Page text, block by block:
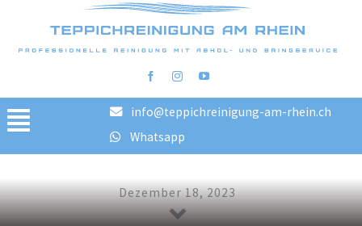
Toggle
Reinigungsschritte
info@teppichreinigung-am-rhein.ch
Whatsapp
Dezember 18, 2023